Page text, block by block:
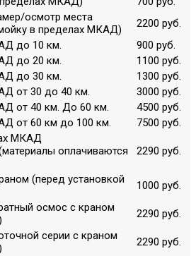
осмотр места
в пределах МКАД)
2200 руб.
до 10 км.
900 руб.
до 20 км.
1100 руб.
до 30 км.
1300 руб.
от 30 до 40 км.
3000 руб.
от 40 км. До 60 км.
4500 руб.
от 60 км до 100 км.
7500 руб.
МКАД
оплачиваются
2290 руб.
(перед установкой
1000 руб.
осмос с краном
2290 руб.
серии с краном
2290 руб.